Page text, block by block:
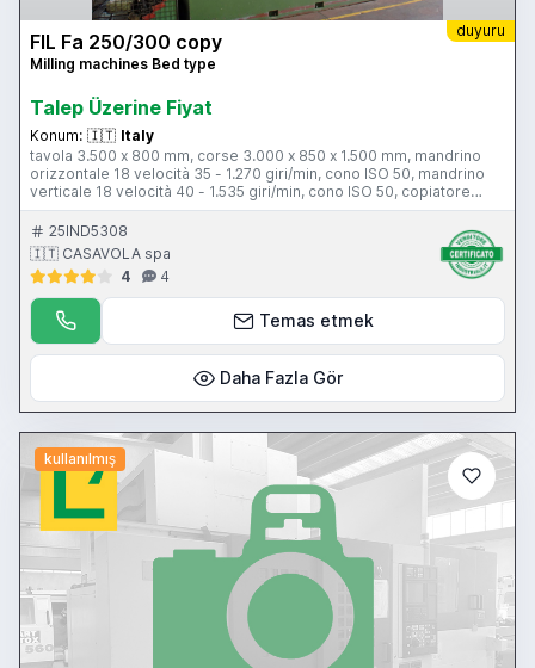
duyuru
FIL Fa 250/300 copy
Milling machines Bed type
Talep Üzerine Fiyat
Konum: 🇮🇹 Italy
tavola 3.500 x 800 mm, corse 3.000 x 850 x 1.500 mm, mandrino
orizzontale 18 velocità 35 - 1.270 giri/min, cono ISO 50, mandrino
verticale 18 velocità 40 - 1.535 giri/min, cono ISO 50, copiatore
Duplomatic Tracemaster SERF 2000, visualizzatori
25IND5308
🇮🇹 CASAVOLA spa
4
4
Temas etmek
Daha Fazla Gör
kullanılmış